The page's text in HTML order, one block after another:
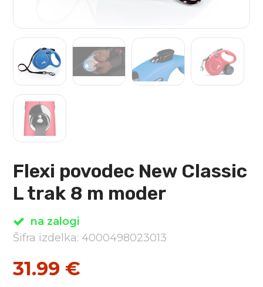
Flexi povodec New Classic
L trak 8 m moder
na zalogi
Šifra izdelka: 4000498023013
31.99 €